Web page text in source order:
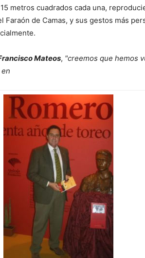
metros cuadrados cada una,
Faraón de Camas, y sus gestos más
Mateos, "creemos que hemos